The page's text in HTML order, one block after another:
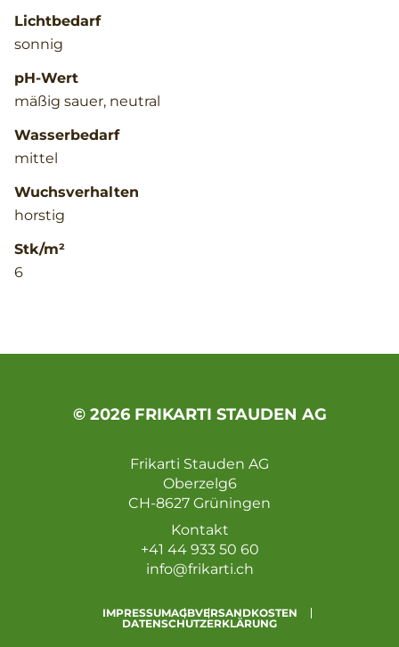
Lichtbedarf
sonnig
pH-Wert
mäßig sauer, neutral
Wasserbedarf
mittel
Wuchsverhalten
horstig
Stk/m²
6
© 2026 FRIKARTI STAUDEN AG
Frikarti Stauden AG
Oberzelg6
CH-8627 Grüningen
Kontakt
+41 44 933 50 60
info@frikarti.ch
IMPRESSUMAGBVERSANDKOSTEN
DATENSCHUTZERKLÄRUNG